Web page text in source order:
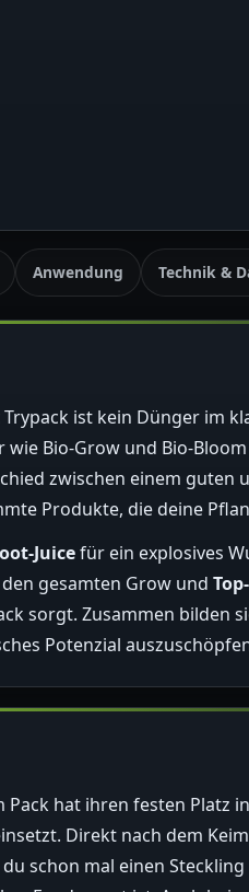
Anwendung Technik &
Trypack ist kein Dünger im
wie Bio-Grow und Bio-
zwischen einem
Produkte, die deine
Juicefür ein explosives
gesamten Grow und
sorgt. Zusammen bilden
Potenzial
Pack hat ihren festen Platz
Direkt nach dem
schon mal einen